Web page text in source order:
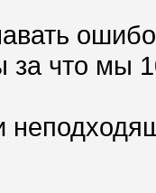
за что мы